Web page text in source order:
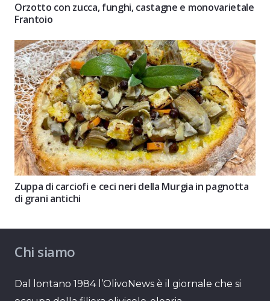
Orzotto con zucca, funghi, castagne e monovarietale
Frantoio
Zuppa di carciofi e ceci neri della Murgia in pagnotta
di grani antichi
Chi siamo
Dal lontano 1984 l’OlivoNews è il giornale che si